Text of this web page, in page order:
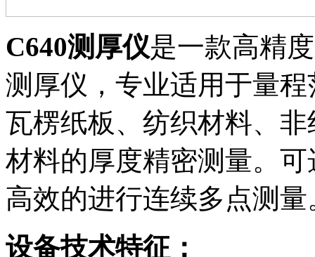
C640测厚仪是一款高精
测厚仪，专业适用于量
瓦楞纸板、纺织材料、
材料的厚度精密测量。
高效的进行连续多点测量
设备技术特征：